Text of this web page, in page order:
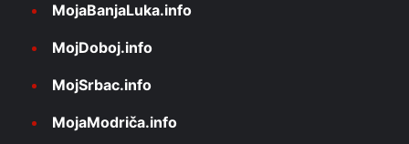
MojaBanjaLuka.info
MojDoboj.info
MojSrbac.info
MojaModriča.info